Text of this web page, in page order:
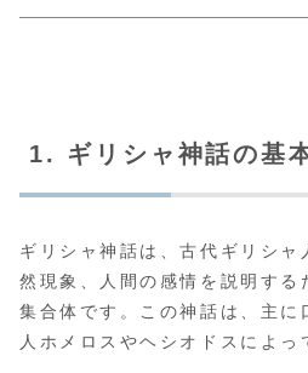
1. ギリシャ神話の基
ギリシャ神話は、古代ギリシャ
然現象、人間の感情を説明する
集合体です。この神話は、主に
人ホメロスやヘシオドスによっ